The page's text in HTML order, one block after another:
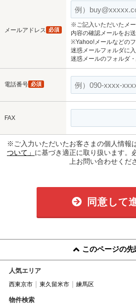
メールアドレス 必須
※ご記入いただいたメ
内容の確認メールをお送
※Yahoo!メールなどのフ
迷惑メールフォルダに
迷惑メールのフォルダ
電話番号 必須
FAX
※ご入力いただいたお客さまの個人情報は
ついて」 に基づき適正に取り扱います。
上お問い合わせくだ
同意して
このページの先
人気エリア
西東京市 東久留米市 練馬区
物件検索